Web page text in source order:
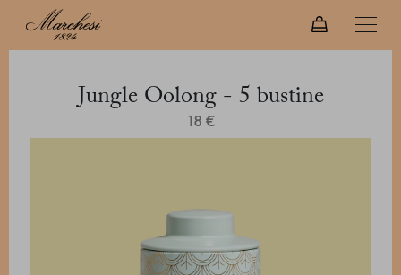
Jungle Oolong - 5 bustine
18 €